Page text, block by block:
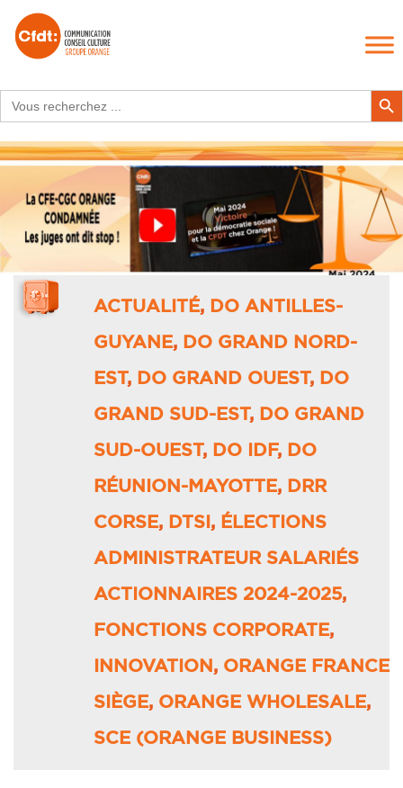
for:
Search
ACTUALITÉ, DO ANTILLES-
GUYANE, DO GRAND NORD-
EST , DO GRAND OUEST , DO
GRAND SUD-EST , DO GRAND
SUD-OUEST , DO IDF, DO
RÉUNION-MAYOTTE, DRR
CORSE, DTSI , ÉLECTIONS
ADMINISTRATEUR SALARIÉS
ACTIONNAIRES 2024-2025,
FONCTIONS CORPORATE,
INNOVATION , ORANGE FRANCE
SIÈGE, ORANGE WHOLESALE,
SCE (ORANGE BUSINESS)